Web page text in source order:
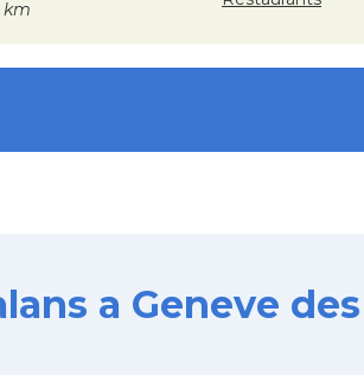
km
a Geneve